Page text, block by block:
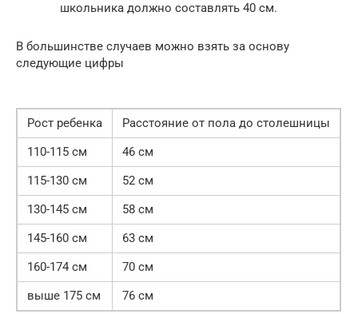
школьника должно составлять 40 см.
В большинстве случаев можно взять за основу
следующие цифры
Рост ребенка
Расстояние от пола до столешницы
110-115 см
46 см
115-130 см
52 см
130-145 см
58 см
145-160 см
63 см
160-174 см
70 см
выше 175 см
76 см